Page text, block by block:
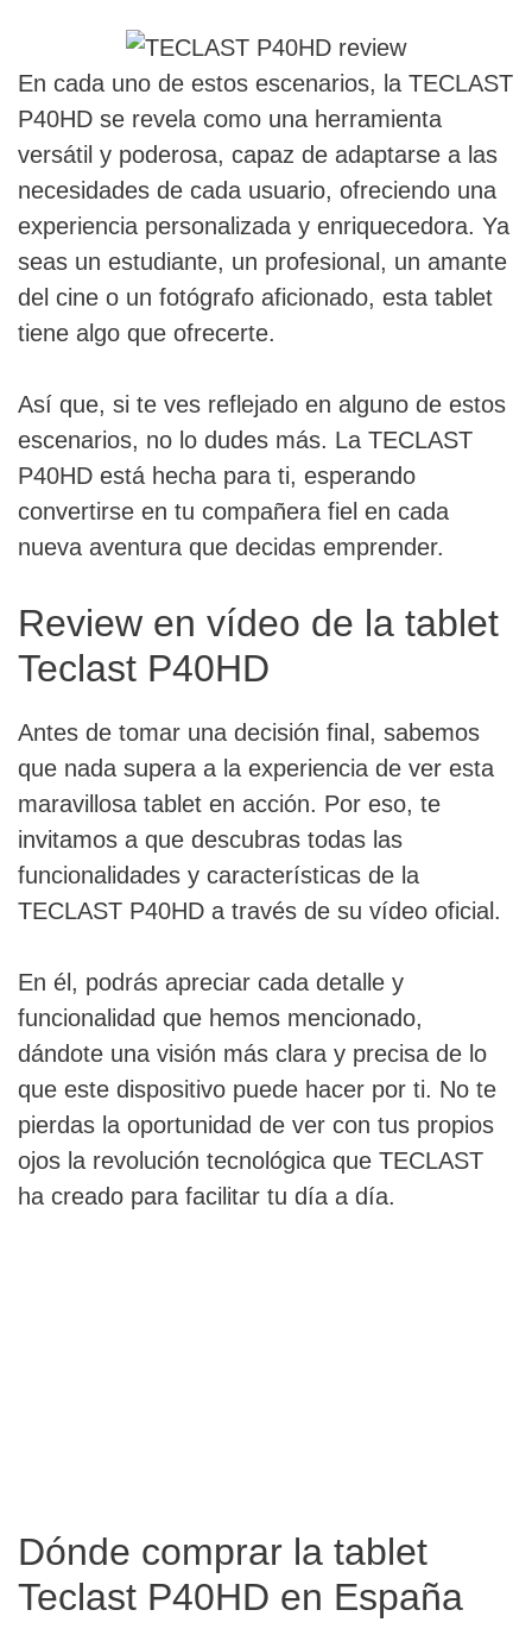
En cada uno de estos escenarios, la TECLAST
P40HD se revela como una herramienta
versátil y poderosa, capaz de adaptarse a las
necesidades de cada usuario, ofreciendo una
experiencia personalizada y enriquecedora. Ya
seas un estudiante, un profesional, un amante
del cine o un fotógrafo aficionado, esta tablet
tiene algo que ofrecerte.
Así que, si te ves reflejado en alguno de estos
escenarios, no lo dudes más. La TECLAST
P40HD está hecha para ti, esperando
convertirse en tu compañera fiel en cada
nueva aventura que decidas emprender.
Review en vídeo de la tablet
Teclast P40HD
Antes de tomar una decisión final, sabemos
que nada supera a la experiencia de ver esta
maravillosa tablet en acción. Por eso, te
invitamos a que descubras todas las
funcionalidades y características de la
TECLAST P40HD a través de su vídeo oficial.
En él, podrás apreciar cada detalle y
funcionalidad que hemos mencionado,
dándote una visión más clara y precisa de lo
que este dispositivo puede hacer por ti. No te
pierdas la oportunidad de ver con tus propios
ojos la revolución tecnológica que TECLAST
ha creado para facilitar tu día a día.
Dónde comprar la tablet
Teclast P40HD en España